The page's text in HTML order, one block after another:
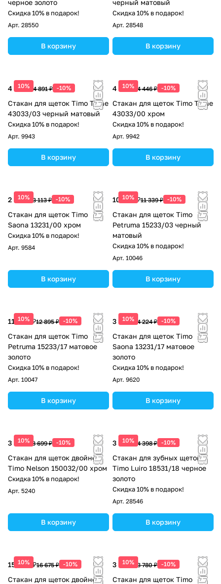
черное золото
Скидка 10% в подарок!
Арт. 28550
В корзину
черный матовый
Скидка 10% в подарок!
Арт. 28548
В корзину
10%
4 402 ₽ 4 891 ₽ -10%
Стакан для щеток Timo Torne
43033/03 черный матовый
Скидка 10% в подарок!
Арт. 9943
В корзину
10%
4 001 ₽ 4 446 ₽ -10%
Стакан для щеток Timo Torne
43033/00 хром
Скидка 10% в подарок!
Арт. 9942
В корзину
10%
2 802 ₽ 3 113 ₽ -10%
Стакан для щеток Timo
Saona 13231/00 хром
Скидка 10% в подарок!
Арт. 9584
В корзину
10%
10 205 ₽11 339 ₽ -10%
Стакан для щеток Timo
Petruma 15233/03 черный
матовый
Скидка 10% в подарок!
Арт. 10046
В корзину
10%
11 606 ₽12 895 ₽ -10%
Стакан для щеток Timo
Petruma 15233/17 матовое
золото
Скидка 10% в подарок!
Арт. 10047
В корзину
10%
3 802 ₽ 4 224 ₽ -10%
Стакан для щеток Timo
Saona 13231/17 матовое
золото
Скидка 10% в подарок!
Арт. 9620
В корзину
10%
3 329 ₽ 3 699 ₽ -10%
Стакан для щеток двойной
Timo Nelson 150032/00 хром
Скидка 10% в подарок!
Арт. 5240
В корзину
10%
3 958 ₽ 4 398 ₽ -10%
Стакан для зубных щеток
Timo Luiro 18531/18 черное
золото
Скидка 10% в подарок!
Арт. 28546
В корзину
10%
15 008 ₽16 675 ₽ -10%
Стакан для щеток двойной
10%
3 402 ₽ 3 780 ₽ -10%
Стакан для щеток Timo